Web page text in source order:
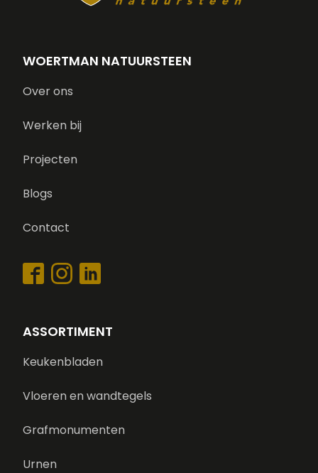
WOERTMAN NATUURSTEEN
Over ons
Werken bij
Projecten
Blogs
Contact
ASSORTIMENT
Keukenbladen
Vloeren en wandtegels
Grafmonumenten
Urnen